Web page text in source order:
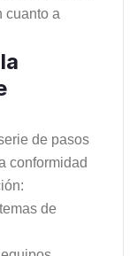
cuanto a
de pasos
conformidad
de